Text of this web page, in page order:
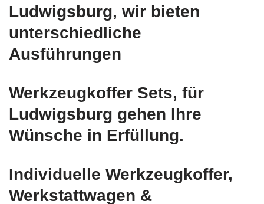
Ludwigsburg, wir bieten
unterschiedliche
Ausführungen
Werkzeugkoffer Sets, für
Ludwigsburg gehen Ihre
Wünsche in Erfüllung.
Individuelle Werkzeugkoffer,
Werkstattwagen &